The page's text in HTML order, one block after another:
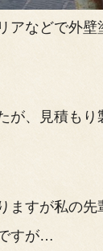
アなどで外
が、見積も
ますが私の
すが…